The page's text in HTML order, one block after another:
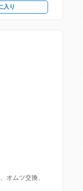
入り
オムツ交換、